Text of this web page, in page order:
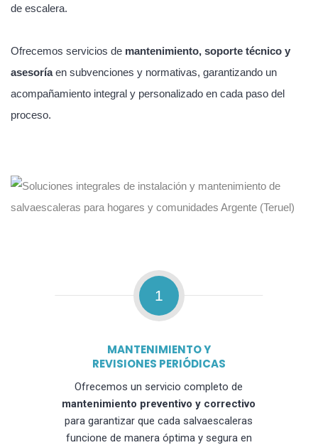
de escalera.
Ofrecemos servicios de mantenimiento, soporte técnico y
asesoríaen subvenciones y normativas, garantizando un
acompañamiento integral y personalizado en cada paso del
proceso.
1
MANTENIMIENTO Y
REVISIONES PERIÓDICAS
Ofrecemos un servicio completo de
mantenimiento preventivo y correctivo
para garantizar que cada salvaescaleras
funcione de manera óptima y segura en